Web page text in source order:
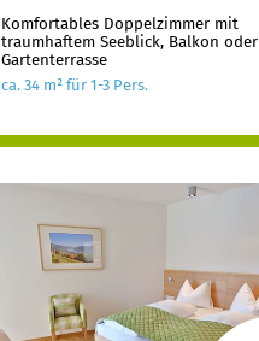
Komfortables Doppelzimmer mit
traumhaftem Seeblick, Balkon oder
Gartenterrasse
ca. 34 m² für 1-3 Pers.